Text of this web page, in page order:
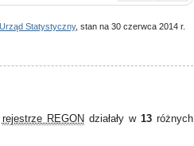
4 0,0%
Statystyczny, stan na 30 czerwca 2014 r.
rejestrze REGON działały w 13różnych